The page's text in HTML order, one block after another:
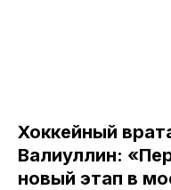
Хоккейный
Валиуллин:
новый этап в